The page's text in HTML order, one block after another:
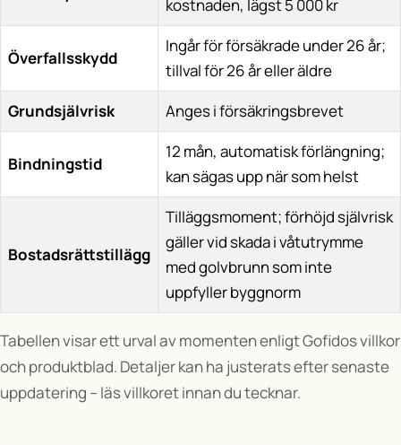
kostnaden, lägst 5 000 kr
Överfallsskydd
Ingår för försäkrade under 26 år;
tillval för 26 år eller äldre
Grundsjälvrisk
Anges i försäkringsbrevet
Bindningstid
12 mån, automatisk förlängning;
kan sägas upp när som helst
Bostadsrättstillägg
Tilläggsmoment; förhöjd självrisk
gäller vid skada i våtutrymme
med golvbrunn som inte
uppfyller byggnorm
Tabellen visar ett urval av momenten enligt Gofidos villkor
och produktblad. Detaljer kan ha justerats efter senaste
uppdatering – läs villkoret innan du tecknar.